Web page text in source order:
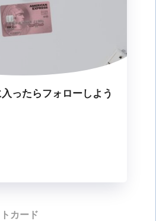
ったらフォローしよう
カード